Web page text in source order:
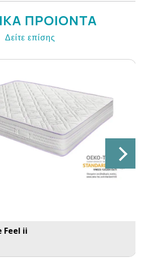
ΠΡΟΙΟΝΤΑ
Δείτε επίσης
Feel ii